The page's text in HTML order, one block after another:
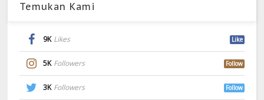
Temukan Kami
9K Likes Like
5K Followers Follow
3K Followers Follow